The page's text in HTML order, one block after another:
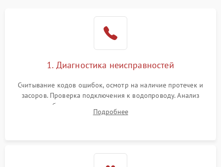
1. Диагностика неисправностей
Считывание кодов ошибок, осмотр на наличие протечек и
засоров. Проверка подключения к водопроводу. Анализ
жалоб на отсутствие слива, нагрева, вращения
разбрызгивателей или срабатывание системы защиты
Подробнее